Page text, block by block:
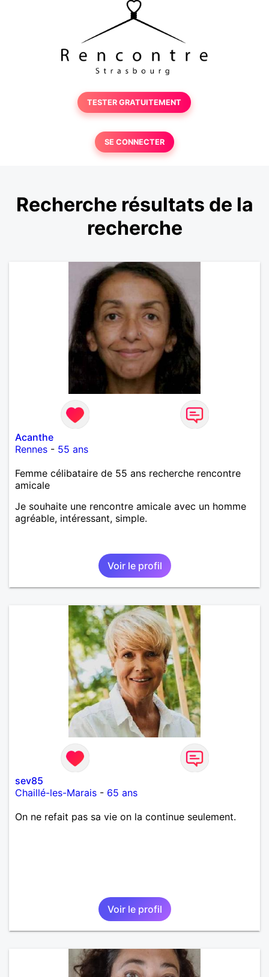
TESTER GRATUITEMENT
SE CONNECTER
Recherche résultats de la
recherche
Acanthe
Rennes - 55 ans
Femme célibataire de 55 ans recherche rencontre
amicale
Je souhaite une rencontre amicale avec un homme
agréable, intéressant, simple.
Voir le profil
sev85
Chaillé-les-Marais - 65 ans
On ne refait pas sa vie on la continue seulement.
Voir le profil